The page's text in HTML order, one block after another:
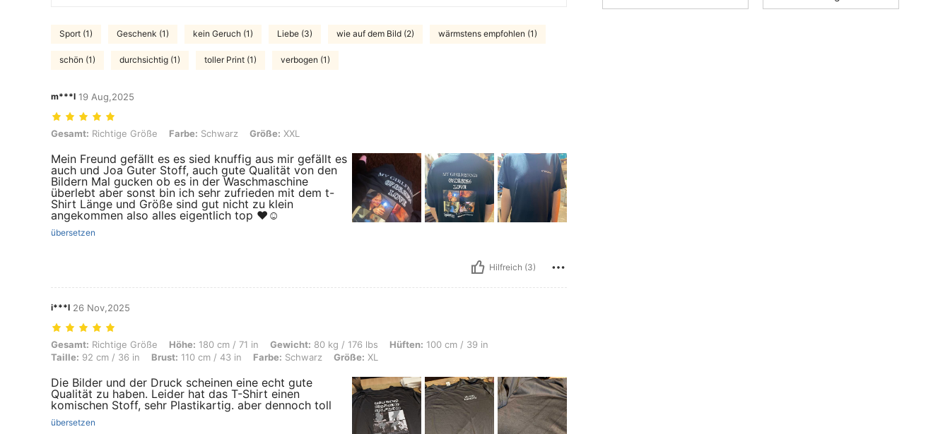
Sport (1) Geschenk (1) kein Geruch (1) Liebe (3) wie auf dem Bild (2) wärmstens empfohlen (1)
schön (1) durchsichtig (1) toller Print (1) verbogen (1)
m***l 19 Aug,2025
Gesamt: Richtige Größe, Farbe: Schwarz, Größe: XXL
Gesamt: Richtige Größe Farbe: Schwarz Größe: XXL
Mein Freund gefällt es es sied knuffig aus mir gefällt es
auch und Joa Guter Stoff, auch gute Qualität von den
Bildern Mal gucken ob es in der Waschmaschine
überlebt aber sonst bin ich sehr zufrieden mit dem t-
Shirt Länge und Größe sind gut nicht zu klein
angekommen also alles eigentlich top ❤️☺️
übersetzen
Hilfreich (3)
i***l 26 Nov,2025
Gesamt: Richtige Größe, Höhe: 180 cm / 71 in, Gewicht: 80 kg / 176 lbs, Hüften: 100 cm / 39 in, Taille: 92 cm / 36 in, Brust: 110 cm / 43 in, Farbe: Schwarz, Größe: XL
Gesamt: Richtige Größe Höhe: 180 cm / 71 in Gewicht: 80 kg / 176 lbs Hüften: 100 cm / 39 in
Taille: 92 cm / 36 in Brust: 110 cm / 43 in Farbe: Schwarz Größe: XL
Die Bilder und der Druck scheinen eine echt gute
Qualität zu haben. Leider hat das T-Shirt einen
komischen Stoff, sehr Plastikartig. aber dennoch toll
übersetzen
4,72 45 197